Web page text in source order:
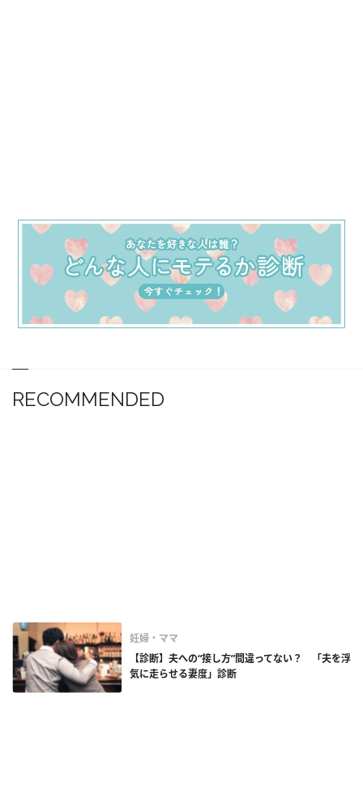
RECOMMENDED
妊婦・ママ
【診断】夫への“接し方”間違ってない？ 「夫を浮
気に走らせる妻度」診断